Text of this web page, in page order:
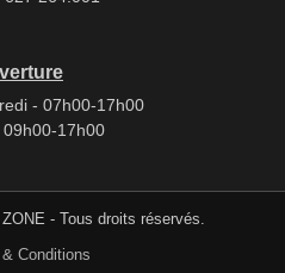
- 07h00-17h00
09h00-17h00
- Tous droits réservés.
Conditions